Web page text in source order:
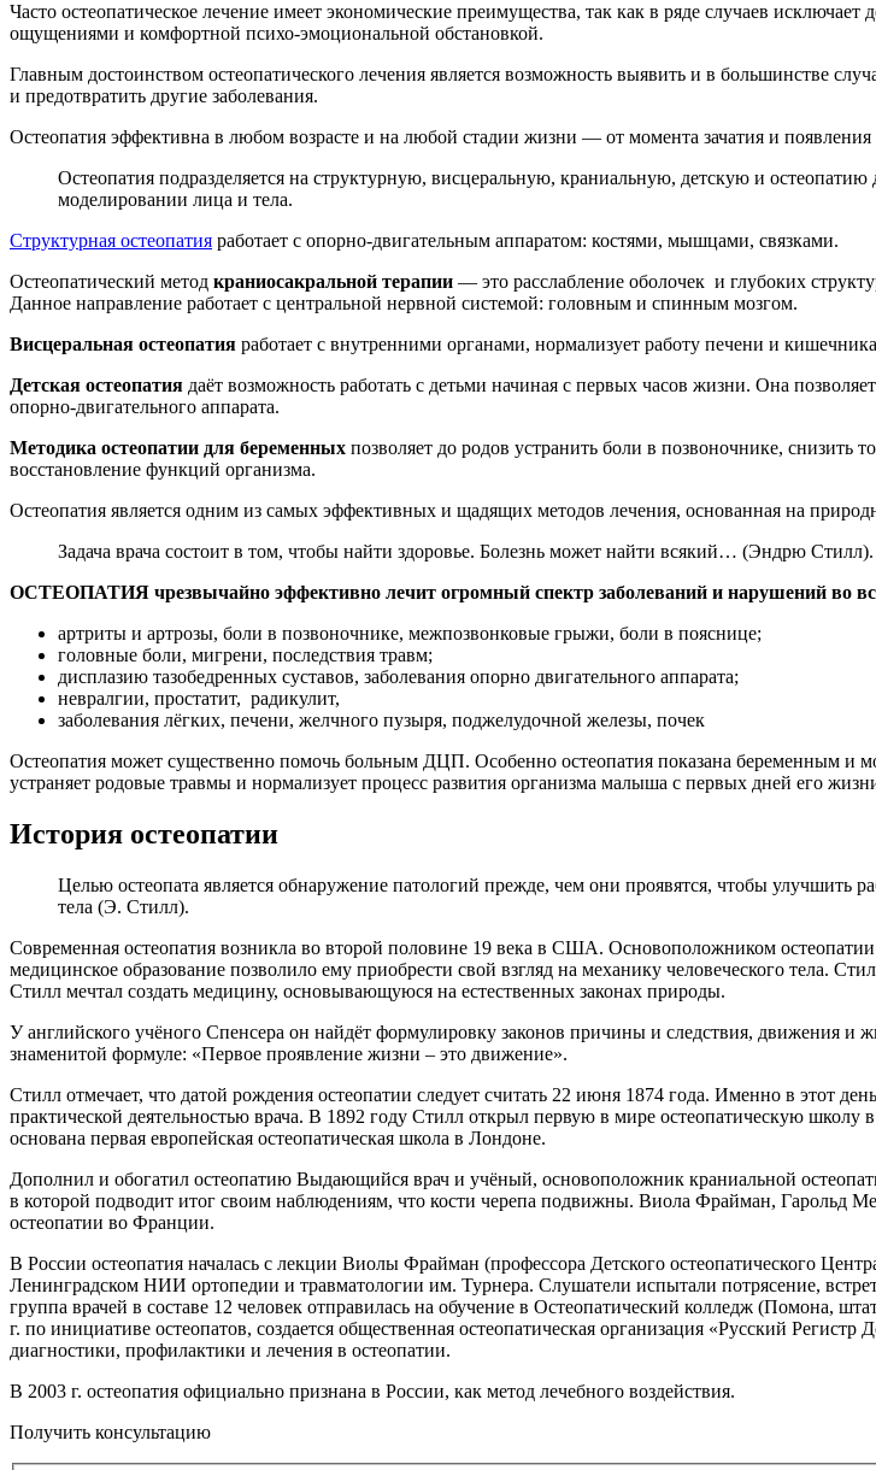
Часто остеопатическое лечение имеет экономические преимущества, так как в ряде случаев
ощущениями и комфортной психо-эмоциональной обстановкой.
Главным достоинством остеопатического лечения является возможность выявить и в большинстве
и предотвратить другие заболевания.
Остеопатия эффективна в любом возрасте и на любой стадии жизни — от момента зачатия и появления
Остеопатия подразделяется на структурную, висцеральную, краниальную, детскую и
моделировании лица и тела.
Структурная остеопатия работает с опорно-двигательным аппаратом: костями, мышцами, связками.
Остеопатический метод краниосакральной терапии — это расслабление оболочек и глубоких
Данное направление работает с центральной нервной системой: головным и спинным мозгом.
Висцеральная остеопатия работает с внутренними органами, нормализует работу печени и
Детская остеопатия даёт возможность работать с детьми начиная с первых часов жизни. Она
опорно-двигательного аппарата.
Методика остеопатии для беременных позволяет до родов устранить боли в позвоночнике, снизить
восстановление функций организма.
Остеопатия является одним из самых эффективных и щадящих методов лечения, основанная на
Задача врача состоит в том, чтобы найти здоровье. Болезнь может найти всякий… (Эндрю Стилл).
ОСТЕОПАТИЯ чрезвычайно эффективно лечит огромный спектр заболеваний и нарушений во
артриты и артрозы, боли в позвоночнике, межпозвонковые грыжи, боли в пояснице;
головные боли, мигрени, последствия травм;
дисплазию тазобедренных суставов, заболевания опорно двигательного аппарата;
невралгии, простатит, радикулит,
заболевания лёгких, печени, желчного пузыря, поджелудочной железы, почек
Остеопатия может существенно помочь больным ДЦП. Особенно остеопатия показана беременным
устраняет родовые травмы и нормализует процесс развития организма малыша с первых дней его
История остеопатии
Целью остеопата является обнаружение патологий прежде, чем они проявятся, чтобы улучшить
тела (Э. Стилл).
Современная остеопатия возникла во второй половине 19 века в США. Основоположником
медицинское образование позволило ему приобрести свой взгляд на механику человеческого тела.
Стилл мечтал создать медицину, основывающуюся на естественных законах природы.
У английского учёного Спенсера он найдёт формулировку законов причины и следствия,
знаменитой формуле: «Первое проявление жизни – это движение».
Стилл отмечает, что датой рождения остеопатии следует считать 22 июня 1874 года. Именно в этот
практической деятельностью врача. В 1892 году Стилл открыл первую в мире остеопатическую
основана первая европейская остеопатическая школа в Лондоне.
Дополнил и обогатил остеопатию Выдающийся врач и учёный, основоположник краниальной
в которой подводит итог своим наблюдениям, что кости черепа подвижны. Виола Фрайман, Гарольд
остеопатии во Франции.
В России остеопатия началась с лекции Виолы Фрайман (профессора Детского остеопатического
Ленинградском НИИ ортопедии и травматологии им. Турнера. Слушатели испытали потрясение,
группа врачей в составе 12 человек отправилась на обучение в Остеопатический колледж (Помона,
г. по инициативе остеопатов, создается общественная остеопатическая организация «Русский
диагностики, профилактики и лечения в остеопатии.
В 2003 г. остеопатия официально признана в России, как метод лечебного воздействия.
Получить консультацию